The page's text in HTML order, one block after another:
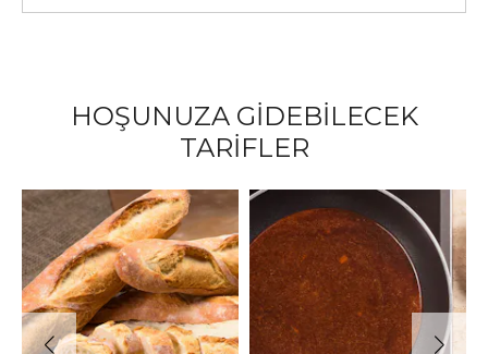
HOŞUNUZA GİDEBİLECEK
TARİFLER